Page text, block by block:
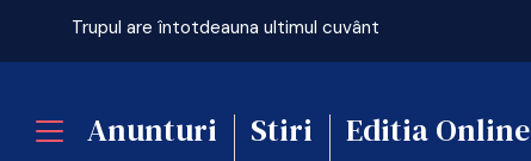
Trupul are întotdeauna ultimul cuvânt
Anunturi Stiri Editia Online